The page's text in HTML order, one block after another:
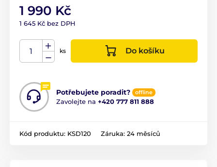
1 990 Kč
1 645 Kč bez DPH
ks Do košíku
Potřebujete poradit? offline
Zavolejte na +420 777 811 888
Kód produktu: KSD120 Záruka: 24 měsíců